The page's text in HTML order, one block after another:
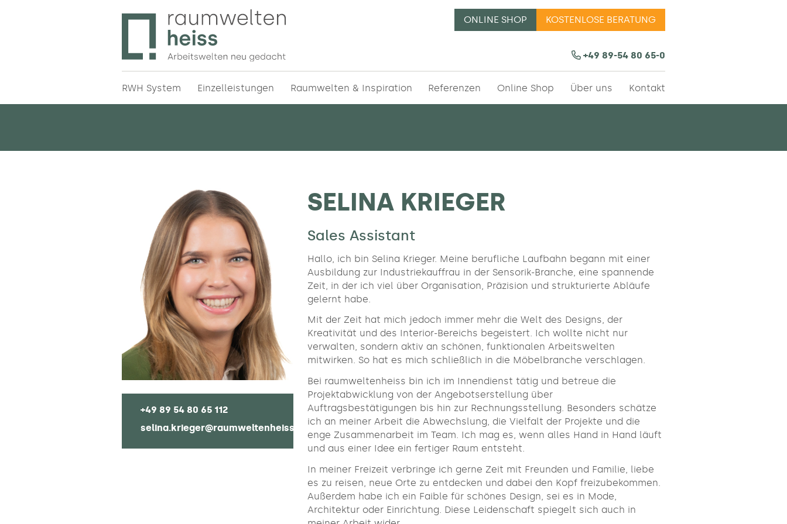
Raumweltenheiss – Bürodesign in München
Bürodesign in München – Professionelle Raumgliederungen | Beratung, Planung und Verkauf |Bürodesign ✔
Büroeinrichtung ✔ Ergonomie ✔ etc.
+49 89-54 80 65-0
ONLINE SHOP KOSTENLOSE BERATUNG
RWH System Einzelleistungen Raumwelten & Inspiration Referenzen Online Shop Über uns Kontakt
+49 89 54 80 65 112
selina.krieger@raumweltenheiss.de
SELINA KRIEGER
Sales Assistant
Hallo, ich bin Selina Krieger. Meine berufliche Laufbahn begann mit einer
Ausbildung zur Industriekauffrau in der Sensorik-Branche, eine spannende
Zeit, in der ich viel über Organisation, Präzision und strukturierte Abläufe
gelernt habe.
Mit der Zeit hat mich jedoch immer mehr die Welt des Designs, der
Kreativität und des Interior-Bereichs begeistert. Ich wollte nicht nur
verwalten, sondern aktiv an schönen, funktionalen Arbeitswelten
mitwirken. So hat es mich schließlich in die Möbelbranche verschlagen.
Bei raumweltenheiss bin ich im Innendienst tätig und betreue die
Projektabwicklung von der Angebotserstellung über
Auftragsbestätigungen bis hin zur Rechnungsstellung. Besonders schätze
ich an meiner Arbeit die Abwechslung, die Vielfalt der Projekte und die
enge Zusammenarbeit im Team. Ich mag es, wenn alles Hand in Hand läuft
und aus einer Idee ein fertiger Raum entsteht.
In meiner Freizeit verbringe ich gerne Zeit mit Freunden und Familie, liebe
es zu reisen, neue Orte zu entdecken und dabei den Kopf freizubekommen.
Außerdem habe ich ein Faible für schönes Design, sei es in Mode,
Architektur oder Einrichtung. Diese Leidenschaft spiegelt sich auch in